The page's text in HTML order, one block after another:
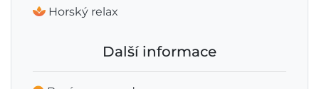
Horský relax
Další informace